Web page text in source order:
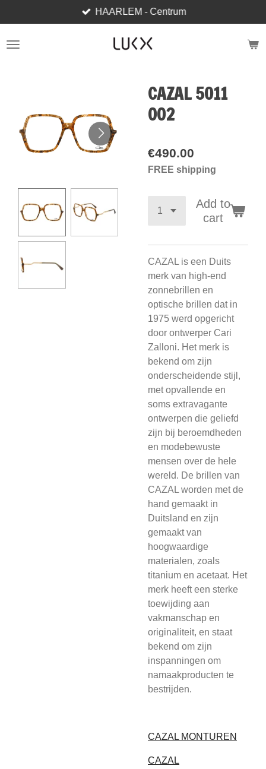
to
main
HAARLEM - Centrum
CAZAL 5011
002
€490.00
FREE shipping
Add to
cart
CAZAL is een Duits
merk van high-end
zonnebrillen en
optische brillen dat in
1975 werd opgericht
door ontwerper Cari
Zalloni. Het merk is
bekend om zijn
onderscheidende stijl,
met opvallende en
soms extravagante
ontwerpen die geliefd
zijn bij beroemdheden
en modebewuste
mensen over de hele
wereld. De brillen van
CAZAL worden met de
hand gemaakt in
Duitsland en zijn
gemaakt van
hoogwaardige
materialen, zoals
titanium en acetaat. Het
merk heeft een sterke
toewijding aan
vakmanschap en
originaliteit, en staat
bekend om zijn
inspanningen om
namaakproducten te
bestrijden.
CAZAL MONTUREN
CAZAL